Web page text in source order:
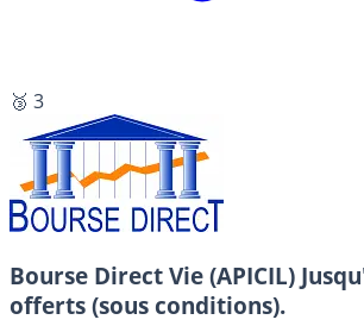
🥉 3
Bourse Direct Vie (APICIL)
offerts (sous conditions).